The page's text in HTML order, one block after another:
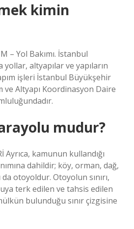
kimin
– Yol Bakımı. İstanbul
altyapılar ve yapıların
işleri İstanbul Büyükşehir
ve Altyapı Koordinasyon Daire
mudur?
Ayrıca, kamunun kullandığı
dahildir; köy, orman, dağ,
otoyoldur. Otoyolun sınırı,
terk edilen ve tahsis edilen
bulunduğu sınır çizgisine